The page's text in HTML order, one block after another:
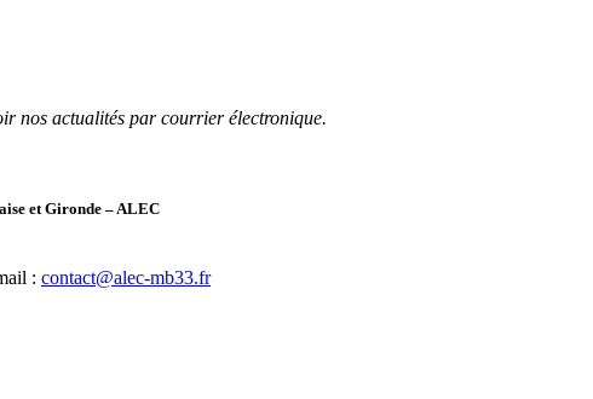
nos actualités par courrier électronique.
et Gironde – ALEC
: contact@alec-mb33.fr